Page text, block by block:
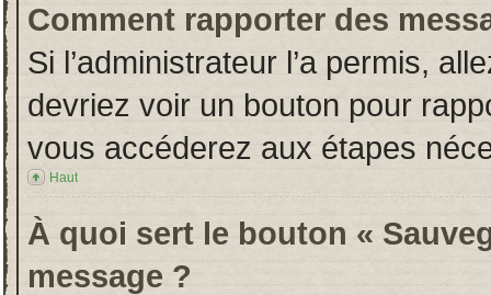
Comment rapporter des
Si l’administrateur l’a permis,
devriez voir un bouton pour
vous accéderez aux étapes
Haut
À quoi sert le bouton «
message ?